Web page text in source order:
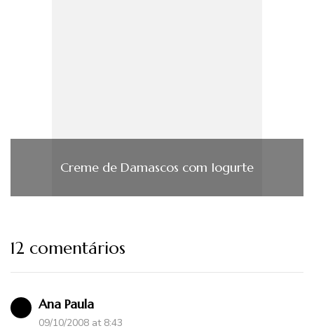
Creme de Damascos com Iogurte
12 comentários
Ana Paula
09/10/2008 at 8:43